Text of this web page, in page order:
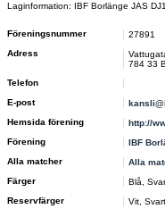
Laginformation: IBF Borlänge JAS
Föreningsnummer
27891
Adress
784 33
Telefon
E-post
Hemsida förening
http://
Förening
IBF
Alla matcher
Alla
Färger
Blå,
Reservfärger
Vit,